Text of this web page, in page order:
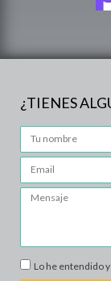
¿TIENES
Lo he entendido